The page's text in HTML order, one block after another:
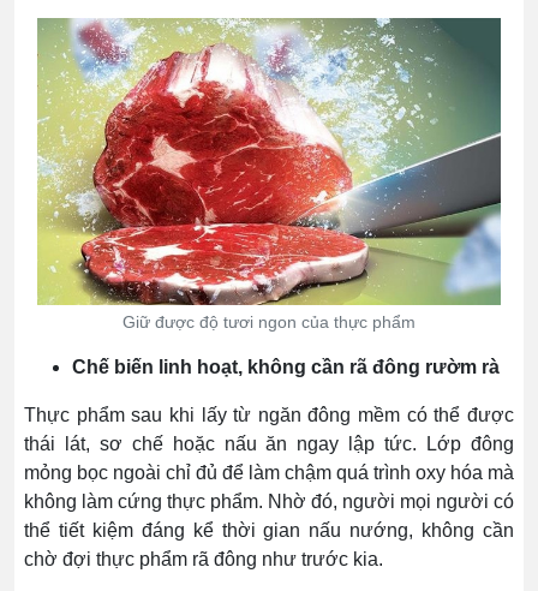
Giữ được độ tươi ngon của thực phẩm
Chế biến linh hoạt, không cần rã đông rườm rà
Thực phẩm sau khi lấy từ ngăn đông mềm có thể được
thái lát, sơ chế hoặc nấu ăn ngay lập tức. Lớp đông
mỏng bọc ngoài chỉ đủ để làm chậm quá trình oxy hóa mà
không làm cứng thực phẩm. Nhờ đó, người mọi người có
thể tiết kiệm đáng kể thời gian nấu nướng, không cần
chờ đợi thực phẩm rã đông như trước kia.